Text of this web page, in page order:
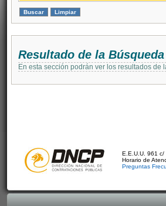
Resultado de la Búsqueda
En esta sección podrán ver los resultados
E.E.U.U. 961 c/
Horario de
Preguntas